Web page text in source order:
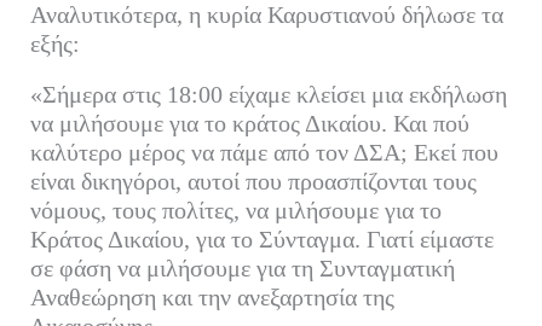
Αναλυτικότερα, η κυρία Καρυστιανού δήλωσε τα
εξής:
«Σήμερα στις 18:00 είχαμε κλείσει μια εκδήλωση
να μιλήσουμε για το κράτος Δικαίου. Και πού
καλύτερο μέρος να πάμε από τον ΔΣΑ; Εκεί που
είναι δικηγόροι, αυτοί που προασπίζονται τους
νόμους, τους πολίτες, να μιλήσουμε για το
Κράτος Δικαίου, για το Σύνταγμα. Γιατί είμαστε
σε φάση να μιλήσουμε για τη Συνταγματική
Αναθεώρηση και την ανεξαρτησία της